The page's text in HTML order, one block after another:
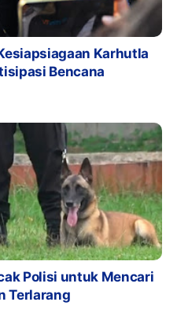
Karhutla
Bencana
Polisi untuk Mencari
Terlarang